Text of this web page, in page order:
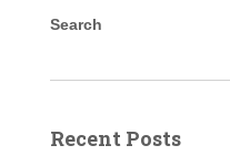
Search
Recent Posts